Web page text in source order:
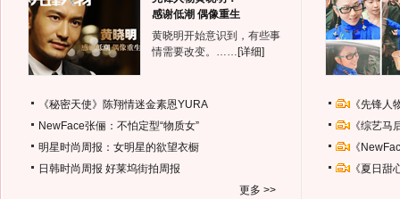
感谢低潮 偶像重生
黄晓明开始意识到，有些事
情需要改变。…… [详细]
《秘密天使》陈翔情迷金素恩YURA
NewFace张俪：不怕定型“物质女”
明星时尚周报：女明星的欲望衣橱
日韩时尚周报 好莱坞街拍周报
更多 >>
《先锋
《综艺
《
《夏日